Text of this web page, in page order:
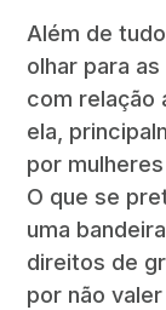
Além de
olhar para
com relação
ela,
por
O que se
uma
direitos de
por não